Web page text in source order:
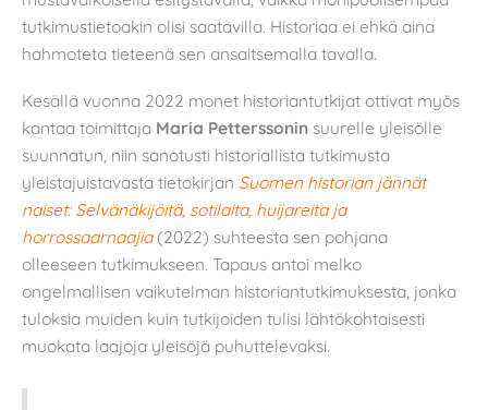
tutkimustietoakin olisi saatavilla. Historiaa ei ehkä aina
hahmoteta tieteenä sen ansaitsemalla tavalla.
Kesällä vuonna 2022 monet historiantutkijat ottivat myös
kantaa toimittaja Maria Petterssonin suurelle yleisölle
suunnatun, niin sanotusti historiallista tutkimusta
yleistajuistavasta tietokirjan Suomen historian jännät
naiset: Selvänäkijöitä, sotilaita, huijareita ja
horrossaarnaajia(2022) suhteesta sen pohjana
olleeseen tutkimukseen. Tapaus antoi melko
ongelmallisen vaikutelman historiantutkimuksesta, jonka
tuloksia muiden kuin tutkijoiden tulisi lähtökohtaisesti
muokata laajoja yleisöjä puhuttelevaksi.